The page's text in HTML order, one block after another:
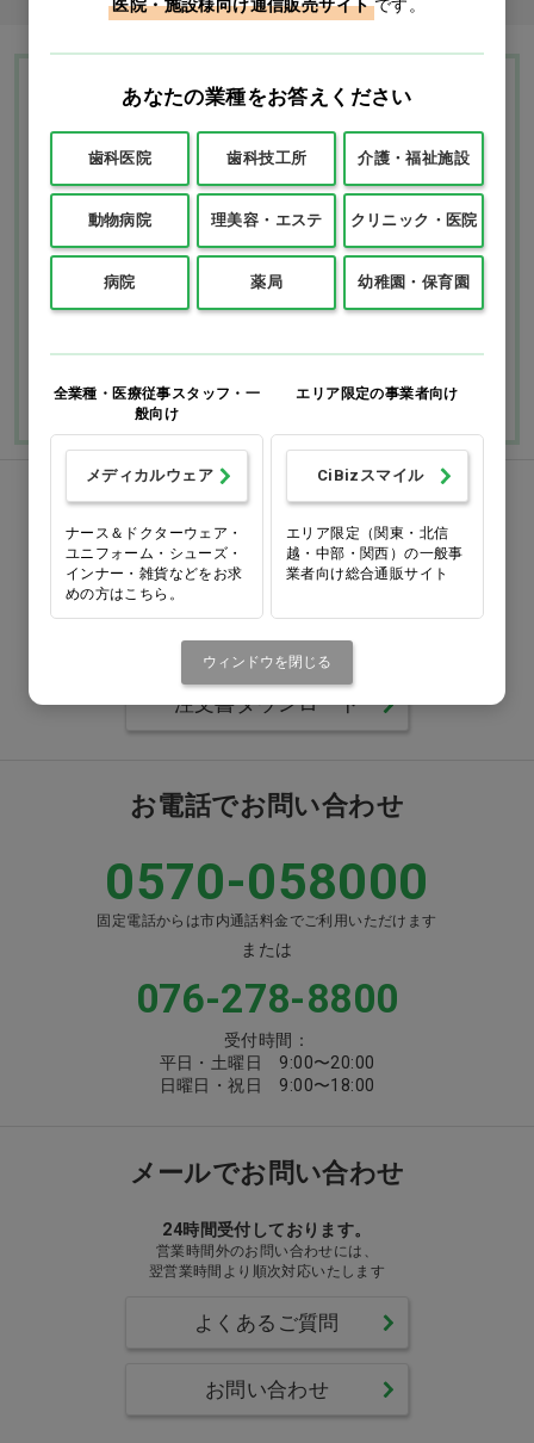
Ciモール ウェブ通販のご利用ガイド・ヘル
プ
お支払いについて 送料について
返品・交換につい
て
修理・保証につい
て
ご利用ガイドを詳しく見
FAXでのご注文
0120-418-167
お間違いのないようお願いいたします
注文書ダウンロード
お電話でお問い合わせ
0570-058000
固定電話からは市内通話料金でご利用いただけます
または
076-278-8800
受付時間：
平日・土曜日 9:00〜20:00
日曜日・祝日 9:00〜18:00
メールでお問い合わせ
24時間受付しております。
営業時間外のお問い合わせには、
翌営業時間より順次対応いたします
よくあるご質問
お問い合わせ
医院・施設様向け通信販売サイト です。
あなたの業種をお答えください
歯科医院 歯科技工所 介護・福祉施設
動物病院 理美容・エステ クリニック・医院
病院 薬局 幼稚園・保育園
全業種・医療従事スタッフ・一
般向け
メディカルウェア
ナース＆ドクターウェア・
ユニフォーム・シューズ・
インナー・雑貨などをお求
めの方はこちら。
エリア限定の事業者向け
CiBizスマイル
エリア限定（関東・北信
越・中部・関西）の一般事
業者向け総合通販サイト
ウィンドウを閉じる